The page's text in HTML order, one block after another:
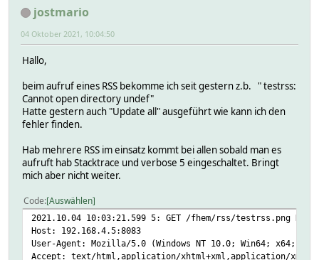
jostmario
04 Oktober 2021, 10:04:50
Hallo,
beim aufruf eines RSS bekomme ich seit gestern z.b. " testrss:
Cannot open directory undef"
Hatte gestern auch "Update all" ausgeführt wie kann ich den
fehler finden.
Hab mehrere RSS im einsatz kommt bei allen sobald man es
aufruft hab Stacktrace und verbose 5 eingeschaltet. Bringt
mich aber nicht weiter.
Code Auswählen
2021.10.04 10:03:21.599 5: GET /fhem/rss/testrss.png
Host: 192.168.4.5:8083
User-Agent: Mozilla/5.0 (Windows NT 10.0; Win64; x64;
Accept: text/html,application/xhtml+xml,application/